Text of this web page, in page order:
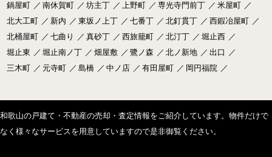
鍋屋町 ／ 南休賀町 ／ 坊主丁 ／ 上野町 ／ 専光寺門前丁 ／ 米屋町 ／
北大工町 ／ 新内 ／ 東坂ノ上丁 ／ 七番丁 ／ 北釘貫丁 ／ 西鍜冶屋町 ／
北桶屋町 ／ 七曲り ／ 真砂丁 ／ 西旅籠町 ／ 北汀丁 ／ 堀止西 ／
堀止東 ／ 堀止南ノ丁 ／ 畑屋敷 ／ 鷺ノ森 ／ 北ノ新地 ／ 出口 ／
三木町 ／ 元寺町 ／ 島橋 ／ 中ノ店 ／ 有田屋町 ／ 岡円福院 ／
和歌山の戸建て・不動産の売却・査定情報をご紹介しています。物件だけで
なく様々なサービスを用意していますので是非御覧ください。